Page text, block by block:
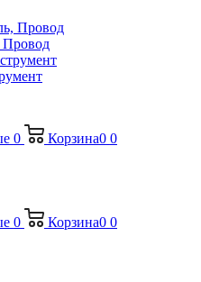
Провод
0 Корзина0 0
0 Корзина0 0